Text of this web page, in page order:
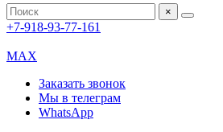
×
+7-918-93-77-161
MAX
Заказать звонок
Мы в телеграм
WhatsApp